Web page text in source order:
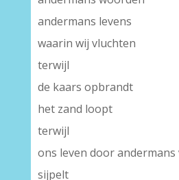
andermans levens
waarin wij vluchten
terwijl
de kaars opbrandt
het zand loopt
terwijl
ons leven door andermans
sijpelt